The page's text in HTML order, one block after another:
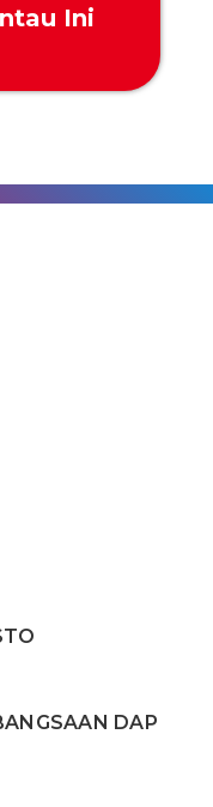
Ini
DAP